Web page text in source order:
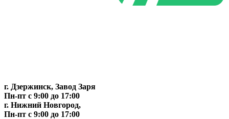
г. Дзержинск, Завод Заря
Пн-пт c 9:00 до 17:00
г. Нижний Новгород,
Пн-пт c 9:00 до 17:00